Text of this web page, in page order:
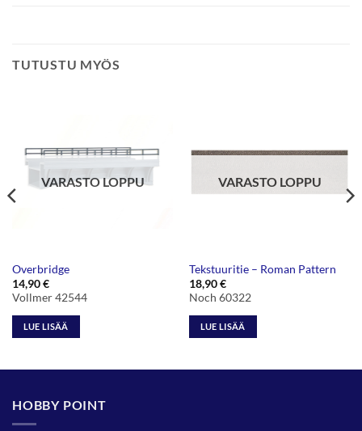
TUTUSTU MYÖS
VARASTO LOPPU
Overbridge
14,90€
Vollmer 42544
LUE LISÄÄ
VARASTO LOPPU
Tekstuuritie – Roman Pattern
18,90€
Noch 60322
LUE LISÄÄ
HOBBY POINT